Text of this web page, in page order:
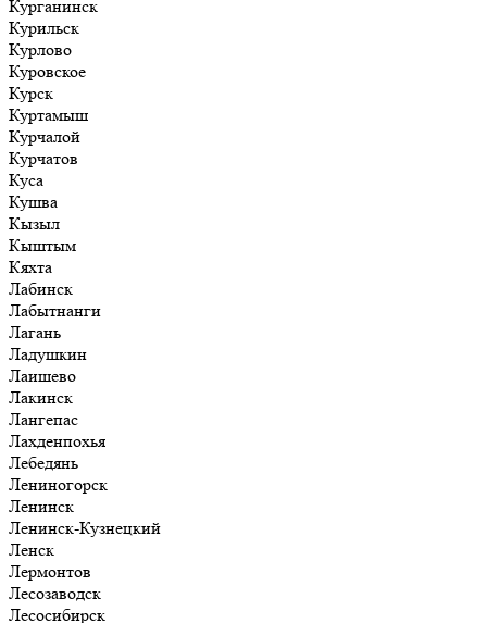
Курганинск
Курильск
Курлово
Куровское
Курск
Куртамыш
Курчалой
Курчатов
Куса
Кушва
Кызыл
Кыштым
Кяхта
Лабинск
Лабытнанги
Лагань
Ладушкин
Лаишево
Лакинск
Лангепас
Лахденпохья
Лебедянь
Лениногорск
Ленинск
Ленинск-Кузнецкий
Ленск
Лермонтов
Лесозаводск
Лесосибирск